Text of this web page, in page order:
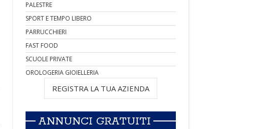
PALESTRE
SPORT E TEMPO LIBERO
PARRUCCHIERI
FAST FOOD
SCUOLE PRIVATE
OROLOGERIA GIOIELLERIA
REGISTRA LA TUA AZIENDA
ANNUNCI GRATUITI